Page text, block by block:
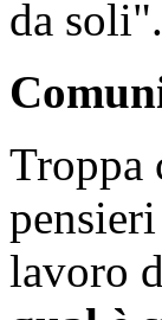
da soli".
Troppa
lavoro